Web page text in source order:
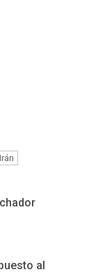
Irán
al
HORA